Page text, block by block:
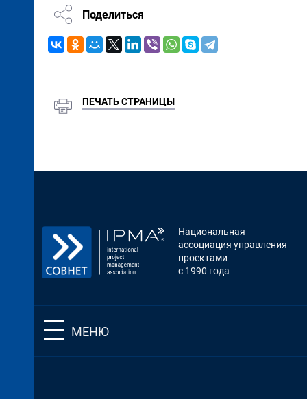
Поделиться
ПЕЧАТЬ СТРАНИЦЫ
Национальная
ассоциация управления
проектами
с 1990 года
МЕНЮ